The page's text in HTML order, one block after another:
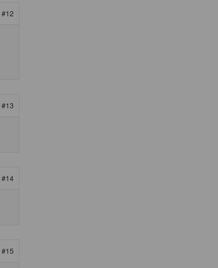
#12
#13
#14
#15